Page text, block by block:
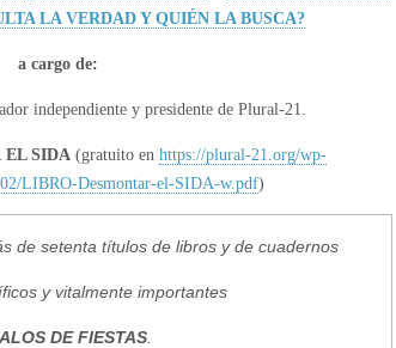
LA VERDAD Y QUIÉN LA BUSCA?
a cargo de:
independiente y presidente de Plural-21.
EL SIDA (gratuito en https://plural-21.org/wp-
LIBRO-Desmontar-el-SIDA-w.pdf)
de setenta títulos de libros y de cuadernos
y vitalmente importantes
DE FIESTAS